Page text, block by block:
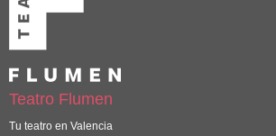
Teatro Flumen
Tu teatro en Valencia